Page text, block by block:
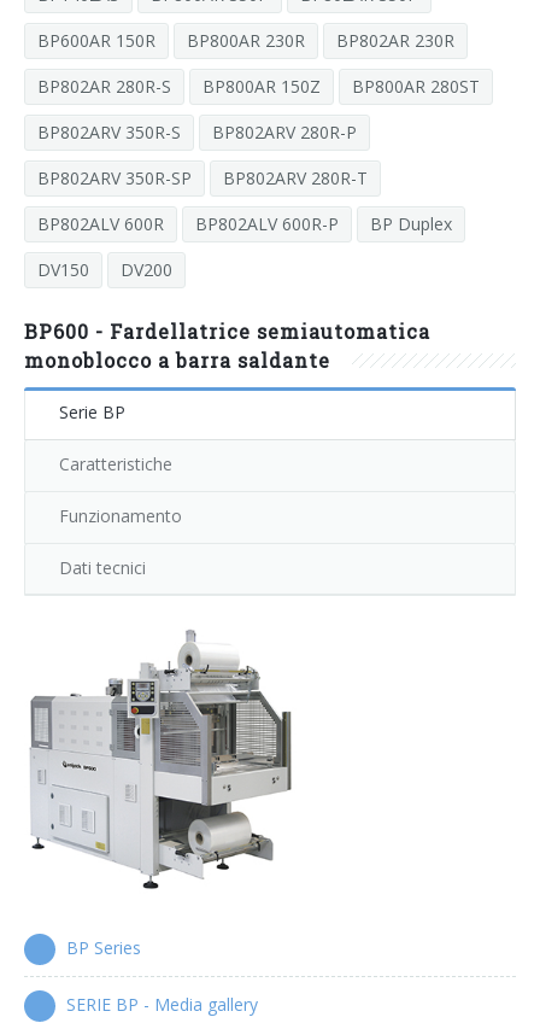
La nostra storia
Le nostre filiali
Certificazioni Qualità e Ambiente
Certificazioni e Associazioni
General Data Protection Regulation
Whistleblowing
Confezionatrici angolari a campana
Serie S
Confezionatrici angolari, confezionatrici angolari automatiche,
tunnel di termorretrazione
Serie FP
Confezionatrici automatiche in continuo con tunnel di
termoretrazione
Serie HS
Confezionatrici automatiche flow pack
Serie FW
Fardellatrici semiautomatiche ed automatiche a barra saldante
Serie BP
Fardellatrici automatiche a lancio di film
Manigliatrici automatiche
Serie HA
Corsi di formazione
Comunicati stampa
Dicono di noi
SMIPACKNOW Magazine
Case histories
Fiere
Contatti
Rete vendita e assistenza
Richiesta Informazioni
Informativa sulla privacy
Careers
Careers
Invia Il tuo CV
Modifica il tuo CV
Opportunità di lavoro
BP600AR 150R
BP800AR 230R
BP802AR 230R
BP802AR 280R-S
BP800AR 150Z
BP800AR 280ST
BP802ARV 350R-S
BP802ARV 280R-P
BP802ARV 350R-SP
BP802ARV 280R-T
BP802ALV 600R
BP802ALV 600R-P
BP Duplex
DV150
DV200
BP600 - Fardellatrice semiautomatica
monoblocco a barra saldante
Serie BP
Caratteristiche
Funzionamento
Dati tecnici
BP Series
SERIE BP - Media gallery